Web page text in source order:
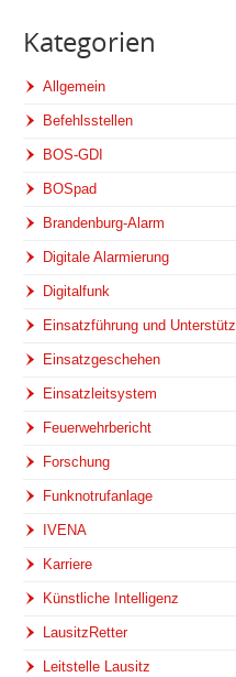
Kategorien
Allgemein
Befehlsstellen
BOS-GDI
BOSpad
Brandenburg-Alarm
Digitale Alarmierung
Digitalfunk
Einsatzführung und
Einsatzgeschehen
Einsatzleitsystem
Feuerwehrbericht
Forschung
Funknotrufanlage
IVENA
Karriere
Künstliche Intelligenz
LausitzRetter
Leitstelle Lausitz